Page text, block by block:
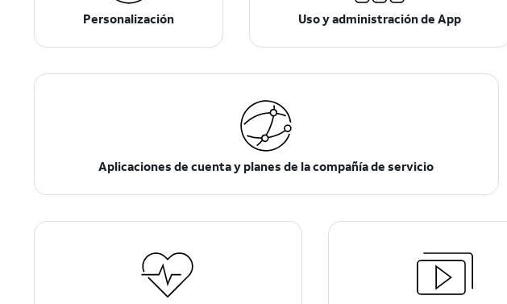
Personalización Uso y administración de App
Aplicaciones de cuenta y planes de la compañía de servicio